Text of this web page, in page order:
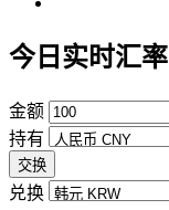
今日实时汇率
金额
持有
交换
兑换